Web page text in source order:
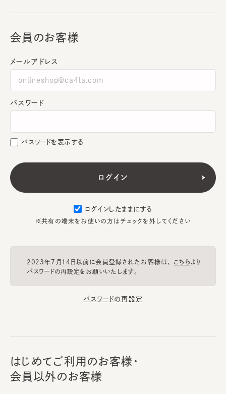
会員のお客様
メールアドレス
パスワード
パスワードを表示する
ログインしたままにする
※共有の端末をお使いの方はチェックを外してください
2023年7月14日以前に会員登録されたお客様は、 こちらより
パスワードの再設定をお願いいたします。
パスワードの再設定
はじめてご利用のお客様・
会員以外のお客様